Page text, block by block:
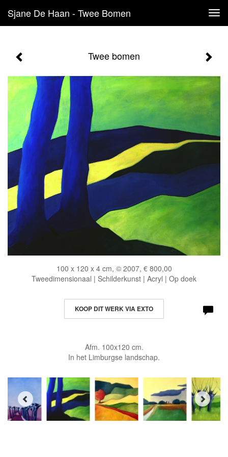
Sjane De Haan - Twee Bomen
Twee bomen
100 x 120 x 4 cm, © 2007, € 800,00
Tweedimensionaal | Schilderkunst | Acryl | Op doek
KOOP DIT WERK VIA EXTO
Afm. 100x120 cm.
In het Limburgse landschap.